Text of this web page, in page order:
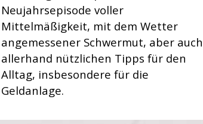
Neujahrsepisode voller
Mittelmäßigkeit, mit dem Wetter
angemessener Schwermut, aber auch
allerhand nützlichen Tipps für den
Alltag, insbesondere für die
Geldanlage.